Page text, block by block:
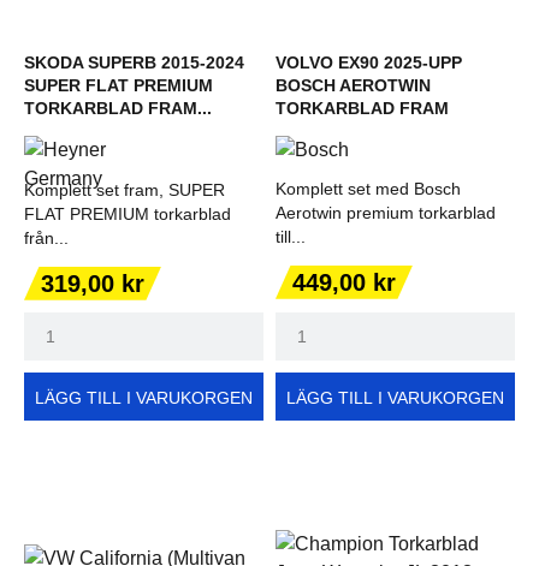
SKODA SUPERB 2015-2024
SUPER FLAT PREMIUM
TORKARBLAD FRAM...
Komplett set fram, SUPER
FLAT PREMIUM torkarblad
från...
Pris
319,00 kr
LÄGG TILL I VARUKORGEN
VOLVO EX90 2025-UPP
BOSCH AEROTWIN
TORKARBLAD FRAM
Komplett set med Bosch
Aerotwin premium torkarblad
till...
Pris
449,00 kr
LÄGG TILL I VARUKORGEN